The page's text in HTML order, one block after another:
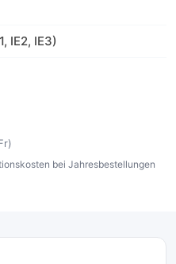
IE2, IE3)
bei Jahresbestellungen